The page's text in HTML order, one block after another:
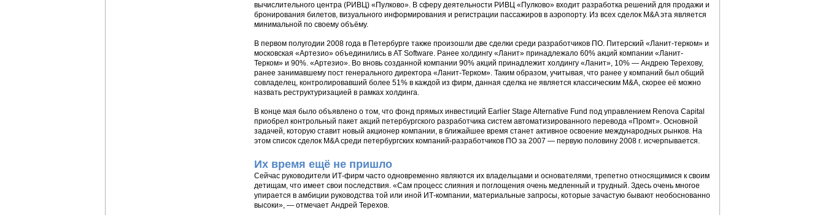
вычислительного центра (РИВЦ) «Пулково». В сферу деятельности РИВЦ «Пулково» входит разработка решений для продажи и
бронирования билетов, визуального информирования и регистрации пассажиров в аэропорту. Из всех сделок M&A эта является
минимальной по своему объёму.
В первом полугодии 2008 года в Петербурге также произошли две сделки среди разработчиков ПО. Питерский «Ланит-терком» и
московская «Артезио» объединились в AT Software. Ранее холдингу «Ланит» принадлежало 60% акций компании «Ланит-
Терком» и 90%. «Артезио». Во вновь созданной компании 90% акций принадлежит холдингу «Ланит», 10% — Андрею Терехову,
ранее занимавшему пост генерального директора «Ланит-Терком». Таким образом, учитывая, что ранее у компаний был общий
совладелец, контролировавший более 51% в каждой из фирм, данная сделка не является классическим M&A, скорее её можно
назвать реструктуризацией в рамках холдинга.
В конце мая было объявлено о том, что фонд прямых инвестиций Earlier Stage Alternative Fund под управлением Renova Capital
приобрел контрольный пакет акций петербургского разработчика систем автоматизированного перевода «Промт». Основной
задачей, которую ставит новый акционер компании, в ближайшее время станет активное освоение международных рынков. На
этом список сделок M&A среди петербургских компаний-разработчиков ПО за 2007 — первую половину 2008 г. исчерпывается.
Их время ещё не пришло
Сейчас руководители ИТ-фирм часто одновременно являются их владельцами и основателями, трепетно относящимися к своим
детищам, что имеет свои последствия. «Сам процесс слияния и поглощения очень медленный и трудный. Здесь очень многое
упирается в амбиции руководства той или иной ИТ-компании, материальные запросы, которые зачастую бывают необоснованно
высоки», — отмечает Андрей Терехов.